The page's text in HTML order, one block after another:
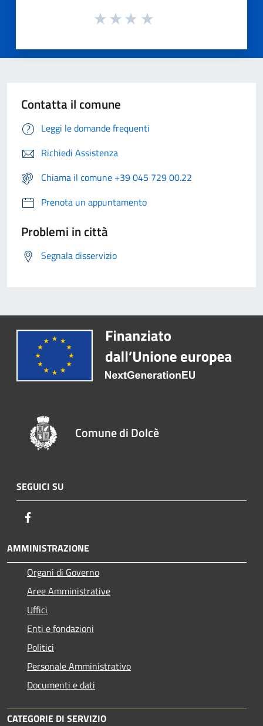
Contatta il comune
Leggi le domande frequenti
Richiedi Assistenza
Chiama il comune +39 045 729 00.22
Prenota un appuntamento
Problemi in città
Segnala disservizio
Comune di Dolcè
SEGUICI SU
AMMINISTRAZIONE
Organi di Governo
Aree Amministrative
Uffici
Enti e fondazioni
Politici
Personale Amministrativo
Documenti e dati
CATEGORIE DI SERVIZIO